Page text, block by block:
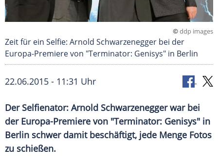
©ddp images
Zeit für ein Selfie: Arnold Schwarzenegger bei der
Europa-Premiere von "Terminator: Genisys" in Berlin
22.06.2015 - 11:31 Uhr
Der Selfienator: Arnold Schwarzenegger war bei
der Europa-Premiere von "Terminator: Genisys" in
Berlin schwer damit beschäftigt, jede Menge Fotos
zu schießen.